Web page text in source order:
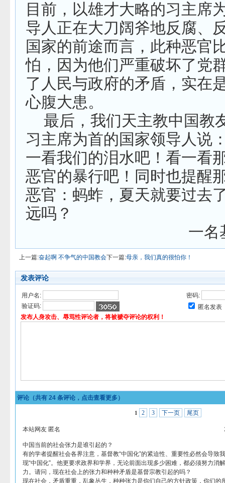
目前，以雄才大略的习主席
导人正在大刀阔斧地反腐、
国家的前途而言，此种恶官
怕，因为他们严重破坏了党
了人民与政府的矛盾，实在
心腹大患。
最后，我们天主教中国教
习主席为首的国家领导人说
一看我们的泪水吧！看一看
恶官的暴行吧！同时也提醒
恶官：蚂蚱，夏天就要过去
远吗？
一名基督
上一篇:奋起啊 不争气的中国教会下一篇:母亲，我们真的很怕你！
发表评论
用户名:
密码:
验证码:
匿名发表
发布人身攻击、辱骂性评论者，将被褫夺评论的权利！
评论（共有 24 条评论，点击查看更多）
1 2 3 下一页 尾页
本站网友 匿名
中国当前的社会张力是谁引起的？
有的学者提醒社会各界注意，基督教“中国化”的紧迫性、重要性必然会导致
现“中国化”。他更要求政界和学界，无论前面出现多少困难，都必须努力消
力。请问，现在社会上的张力和种种矛盾是基督宗教引起的吗？
现在社会，矛盾重重，乱象丛生，种种张力是你们自己的方针政策，你们的